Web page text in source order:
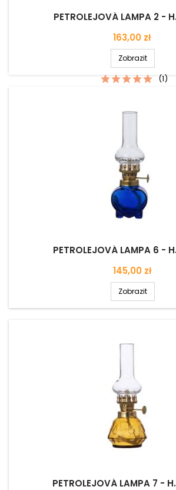
PETROLEJOVÁ LAMPA 2 -
Cena
163,00 zł
Zobrazit
PETROLEJOVÁ LAMPA 6 -
(1)
Cena
145,00 zł
Zobrazit
PETROLEJOVÁ LAMPA 7 -